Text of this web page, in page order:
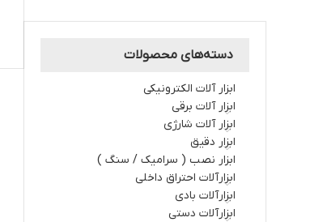
دسته‌های محصولات
ابزار آلات الکترونیکی
ابزار آلات برقي
ابزار آلات شارژي
ابزار دقیق
ابزار نصب ( سرامیک / سنگ )
ابزارآلات احتراق داخلي
ابزارآلات بادی
ابزارآلات دستي